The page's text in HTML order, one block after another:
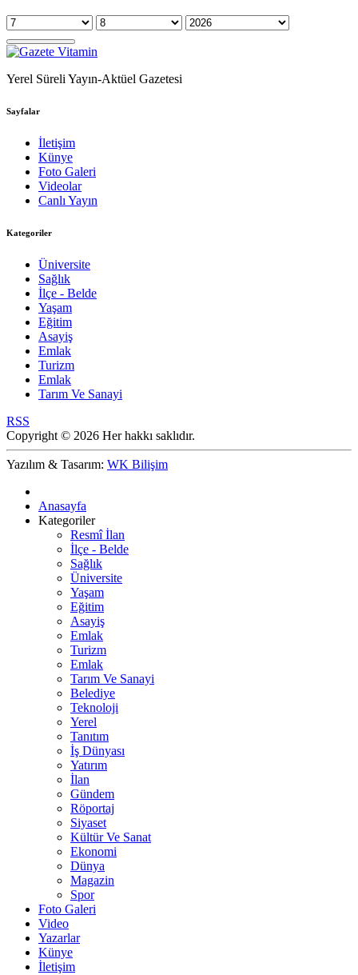
Yerel Süreli Yayın-Aktüel Gazetesi
Sayfalar
İletişim
Künye
Foto Galeri
Videolar
Canlı Yayın
Kategoriler
Üniversite
Sağlık
İlçe - Belde
Yaşam
Eğitim
Asayiş
Emlak
Turizm
Emlak
Tarım Ve Sanayi
RSS
Copyright © 2026 Her hakkı saklıdır.
Yazılım & Tasarım: WK Bilişim
Anasayfa
Kategoriler
Resmî İlan
İlçe - Belde
Sağlık
Üniversite
Yaşam
Eğitim
Asayiş
Emlak
Turizm
Emlak
Tarım Ve Sanayi
Belediye
Teknoloji
Yerel
Tanıtım
İş Dünyası
Yatırım
İlan
Gündem
Röportaj
Siyaset
Kültür Ve Sanat
Ekonomi
Dünya
Magazin
Spor
Foto Galeri
Video
Yazarlar
Künye
İletişim